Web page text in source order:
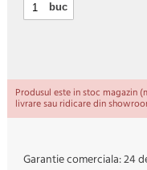
buc
Produsul este in stoc magazin
livrare sau ridicare din
Garantie comerciala:24